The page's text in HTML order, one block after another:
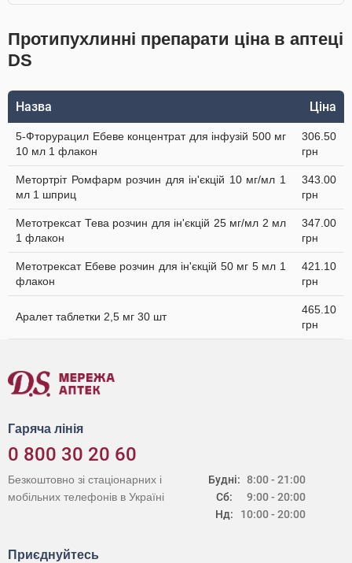
Протипухлинні препарати ціна в аптеці
DS
Назва Ціна
5-Фторурацил Ебеве концентрат для інфузій 500 мг
10 мл 1 флакон
306.50
грн
Метортріт Ромфарм розчин для ін'єкцій 10 мг/мл 1
мл 1 шприц
343.00
грн
Метотрексат Тева розчин для ін'єкцій 25 мг/мл 2 мл
1 флакон
347.00
грн
Метотрексат Ебеве розчин для ін'єкцій 50 мг 5 мл 1
флакон
421.10
грн
Аралет таблетки 2,5 мг 30 шт
465.10
грн
Гаряча лінія
0 800 30 20 60
Будні:
Сб:
Нд:
8:00 - 21:00
9:00 - 20:00
10:00 - 20:00
Безкоштовно зі стаціонарних і
мобільних телефонів в Україні
Приєднуйтесь